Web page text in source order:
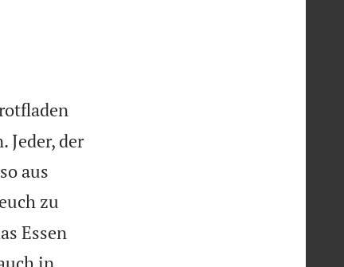
Jeder, der
aus
zu
Essen